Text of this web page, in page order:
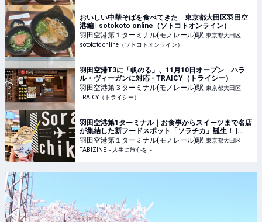
おいしい中華そばを食べてきた 東京都大田区羽田空
港編 | sotokoto online（ソトコトオンライン）
羽田空港第１ターミナル(モノレール)駅 東京都大田区
sotokoto online（ソトコトオンライン）
羽田空港T3に「帆のる」、11月10日オープン ハラ
ル・ヴィーガンに対応 - TRAICY（トライシー）
羽田空港第３ターミナル(モノレール)駅 東京都大田区
TRAICY（トライシー）
羽田空港第1ターミナル｜お食事からスイーツまで名店
が集結した新フードスポット「ソラチカ」誕生！ |
TABIZINE～人生に旅心を～
羽田空港第１ターミナル(モノレール)駅 東京都大田区
TABIZINE～人生に旅心を～